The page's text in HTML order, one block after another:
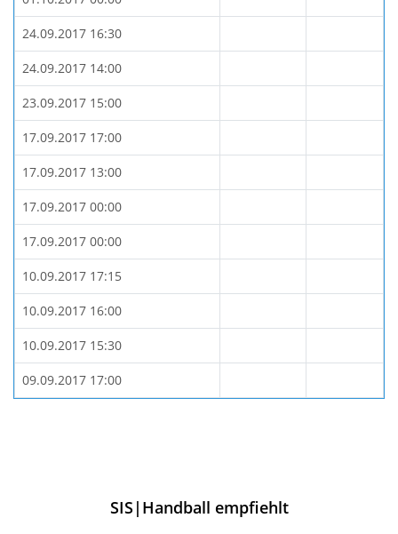
24.09.2017 16:30
24.09.2017 14:00
23.09.2017 15:00
17.09.2017 17:00
17.09.2017 13:00
17.09.2017 00:00
17.09.2017 00:00
10.09.2017 17:15
10.09.2017 16:00
10.09.2017 15:30
09.09.2017 17:00
SIS|Handball empfiehlt